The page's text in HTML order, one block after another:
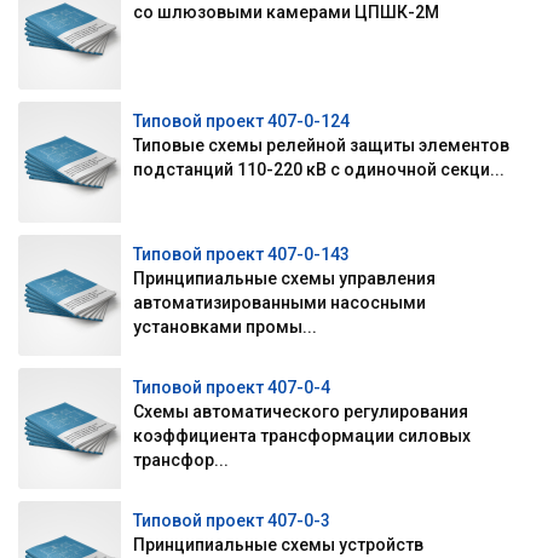
со шлюзовыми камерами ЦПШК-2М
Типовой проект 407-0-124
Типовые схемы релейной защиты элементов
подстанций 110-220 кВ с одиночной секци...
Типовой проект 407-0-143
Принципиальные схемы управления
автоматизированными насосными
установками промы...
Типовой проект 407-0-4
Схемы автоматического регулирования
коэффициента трансформации силовых
трансфор...
Типовой проект 407-0-3
Принципиальные схемы устройств